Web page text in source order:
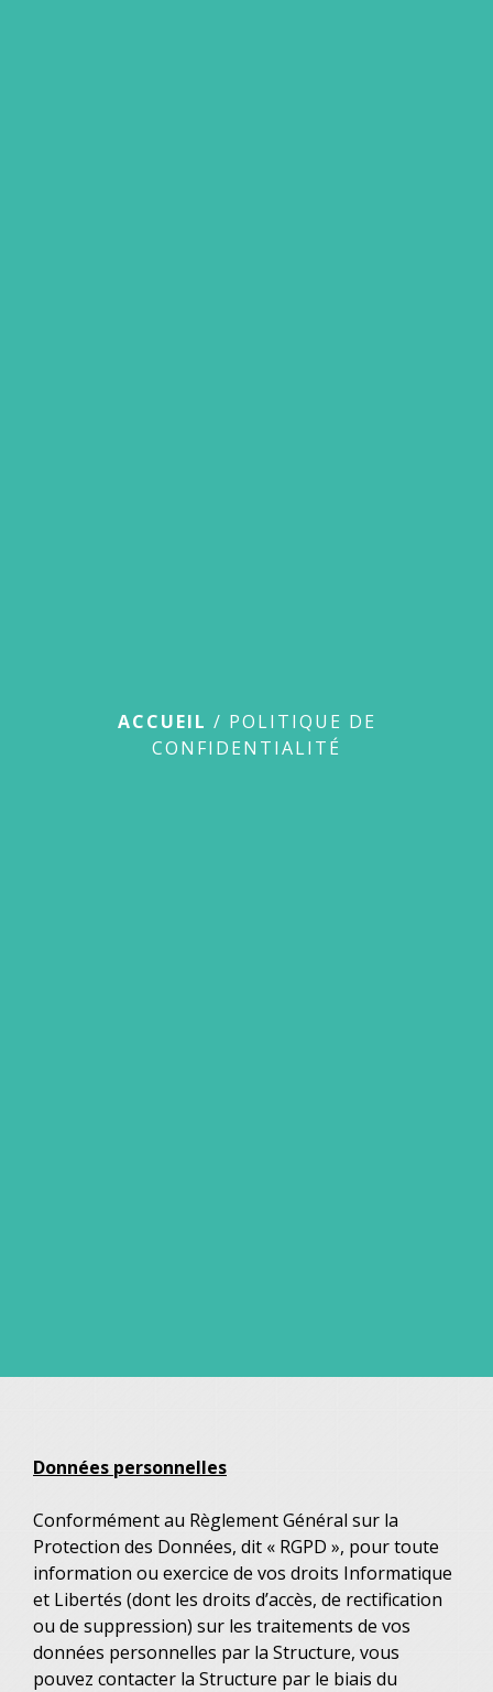
ACCUEIL / POLITIQUE DE
CONFIDENTIALITÉ
Données personnelles
Conformément au Règlement Général sur la
Protection des Données, dit « RGPD », pour toute
information ou exercice de vos droits Informatique
et Libertés (dont les droits d’accès, de rectification
ou de suppression) sur les traitements de vos
données personnelles par la Structure, vous
pouvez contacter la Structure par le biais du